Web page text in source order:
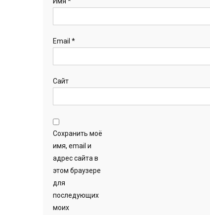
Email *
Сайт
Сохранить моё
имя, email и
адрес сайта в
этом браузере
для
последующих
моих